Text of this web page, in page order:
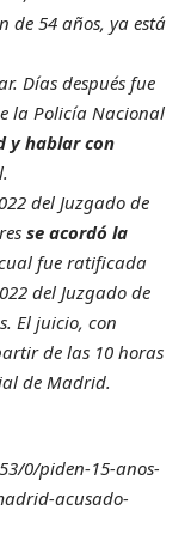
Días después fue
la Policía Nacional
y hablar con
del Juzgado de
se acordó la
fue ratificada
del Juzgado de
El juicio, con
de las 10 horas
de Madrid.
0/piden-15-anos-
acusado-